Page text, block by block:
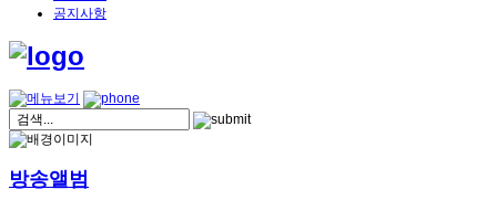
공지사항
방송앨범